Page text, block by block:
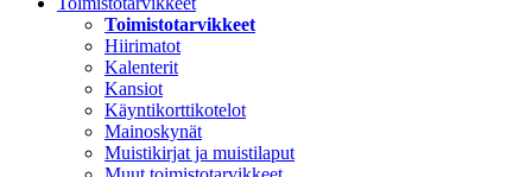
Toimistotarvikkeet
Hiirimatot
Kalenterit
Kansiot
Käyntikorttikotelot
Mainoskynät
Muistikirjat ja muistilaput